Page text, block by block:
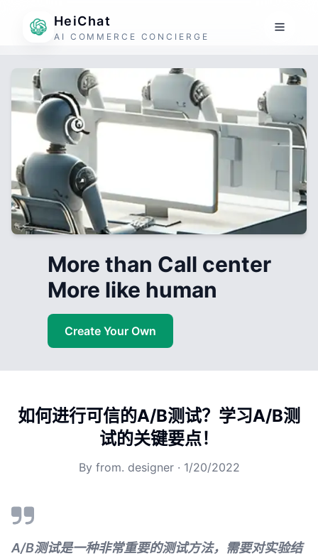
HeiChat
AI COMMERCE CONCIERGE
More than Call center
More like human
Create Your Own
如何进行可信的A/B测试？学习A/B测
试的关键要点！
By from. designer· 1/20/2022
A/B测试是一种非常重要的测试方法，需要对实验结